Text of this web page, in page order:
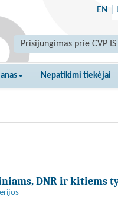
EN
Prisijungimas prie CVP IS
Nepatikimi tiekėjai
DNR ir kitiems